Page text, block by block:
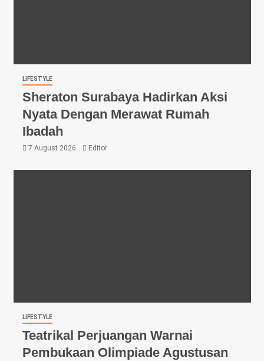
LIFESTYLE
Sheraton Surabaya Hadirkan Aksi
Nyata Dengan Merawat Rumah
Ibadah
7 August 2026 Editor
LIFESTYLE
Teatrikal Perjuangan Warnai
Pembukaan Olimpiade Agustusan